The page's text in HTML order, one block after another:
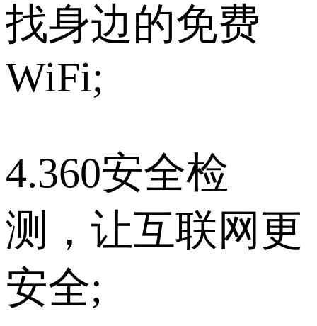
找身边的免费
WiFi;
4.360安全检
测，让互联网更
安全;